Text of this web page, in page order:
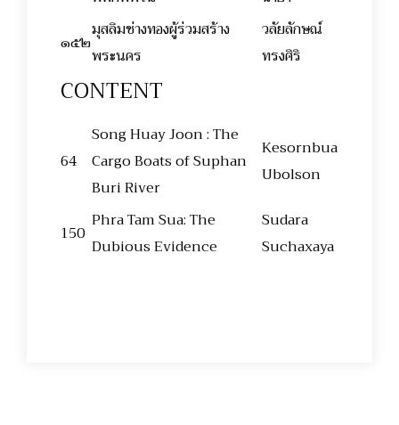
๑๕๒
มุสลิมช่างทองผู้ร่วมสร้าง
พระนคร
วลัยลักษณ์
ทรงศิริ
CONTENT
64
Song Huay Joon : The
Cargo Boats of Suphan
Buri River
Kesornbua
Ubolson
150
Phra Tam Sua: The
Dubious Evidence
Sudara
Suchaxaya